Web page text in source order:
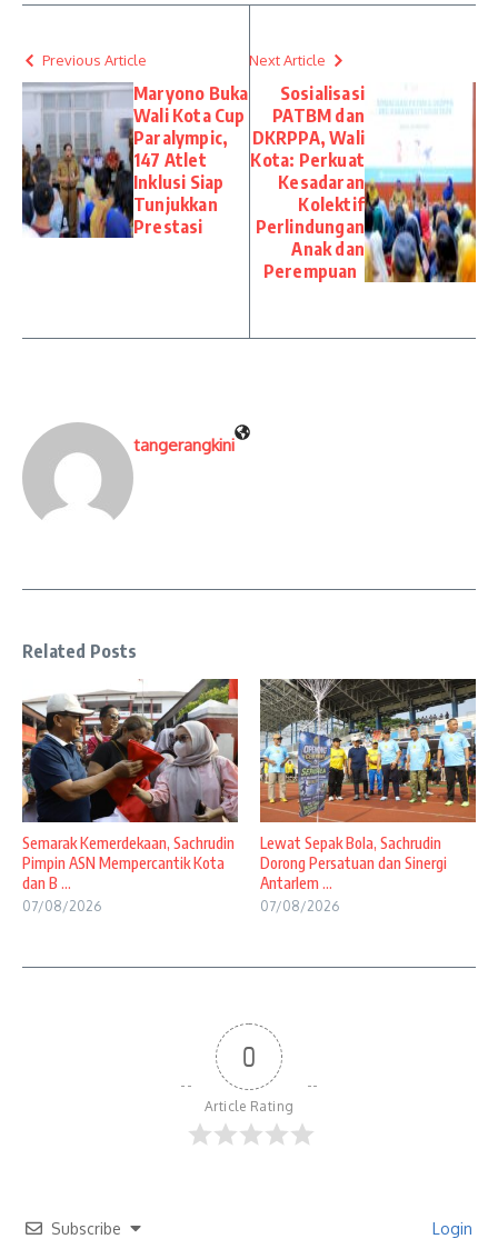
Previous Article
Maryono Buka
Wali Kota Cup
Paralympic,
147 Atlet
Inklusi Siap
Tunjukkan
Prestasi
Next Article
Sosialisasi
PATBM dan
DKRPPA, Wali
Kota: Perkuat
Kesadaran
Kolektif
Perlindungan
Anak dan
Perempuan
tangerangkini
Related Posts
Semarak Kemerdekaan, Sachrudin
Pimpin ASN Mempercantik Kota
dan B ...
07/08/2026
Lewat Sepak Bola, Sachrudin
Dorong Persatuan dan Sinergi
Antarlem ...
07/08/2026
0
Article Rating
Subscribe Login